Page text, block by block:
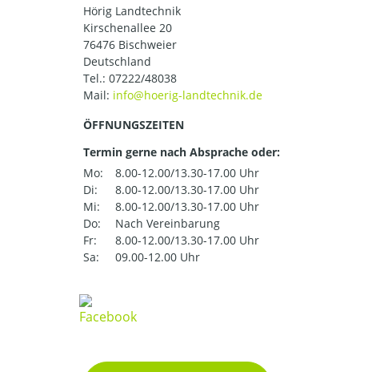
Hörig Landtechnik
Kirschenallee 20
76476 Bischweier
Deutschland
Tel.: 07222/48038
Mail:
ÖFFNUNGSZEITEN
Termin gerne nach Absprache oder:
Mo:
8.00-12.00/13.30-17.00 Uhr
Di:
8.00-12.00/13.30-17.00 Uhr
Mi:
8.00-12.00/13.30-17.00 Uhr
Do:
Nach Vereinbarung
Fr:
8.00-12.00/13.30-17.00 Uhr
Sa:
09.00-12.00 Uhr